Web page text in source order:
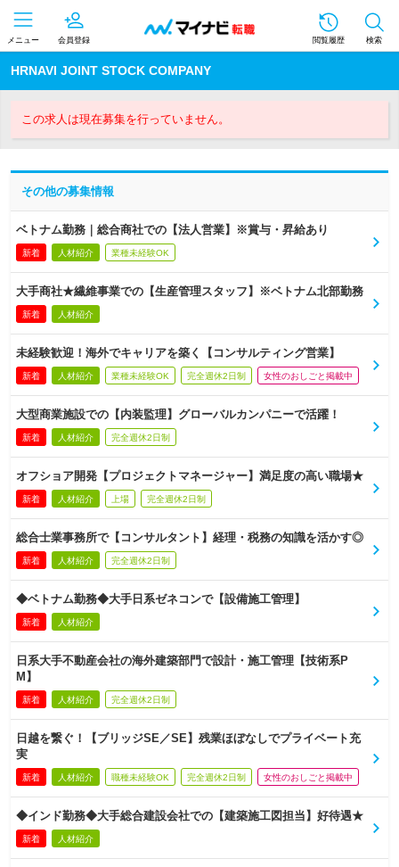
メニュー 会員登録 閲覧履歴 検索
HRNAVI JOINT STOCK COMPANY
この求人は現在募集を行っていません。
その他の募集情報
ベトナム勤務｜総合商社での【法人営業】※賞与・昇給あり
新着 人材紹介 業種未経験OK
大手商社★繊維事業での【生産管理スタッフ】※ベトナム北部勤務
新着 人材紹介
未経験歓迎！海外でキャリアを築く【コンサルティング営業】
新着 人材紹介 業種未経験OK 完全週休2日制 女性のおしごと掲載中
大型商業施設での【内装監理】グローバルカンパニーで活躍！
新着 人材紹介 完全週休2日制
オフショア開発【プロジェクトマネージャー】満足度の高い職場★
新着 人材紹介 上場 完全週休2日制
総合士業事務所で【コンサルタント】経理・税務の知識を活かす◎
新着 人材紹介 完全週休2日制
◆ベトナム勤務◆大手日系ゼネコンで【設備施工管理】
新着 人材紹介
日系大手不動産会社の海外建築部門で設計・施工管理【技術系P
M】
新着 人材紹介 完全週休2日制
日越を繋ぐ！【ブリッジSE／SE】残業ほぼなしでプライベート充
実
新着 人材紹介 職種未経験OK 完全週休2日制 女性のおしごと掲載中
◆インド勤務◆大手総合建設会社での【建築施工図担当】好待遇★
新着 人材紹介